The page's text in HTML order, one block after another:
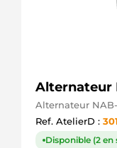
Alternateur
Alternateur NAB-
Ref. AtelierD :
Disponible (2 en